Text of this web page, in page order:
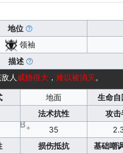
地位
领袖
描述
人威胁很大 ， 难以被消灭。
地面 生命
法术抗性 攻击
35
B+
损伤抵抗 基础嘲